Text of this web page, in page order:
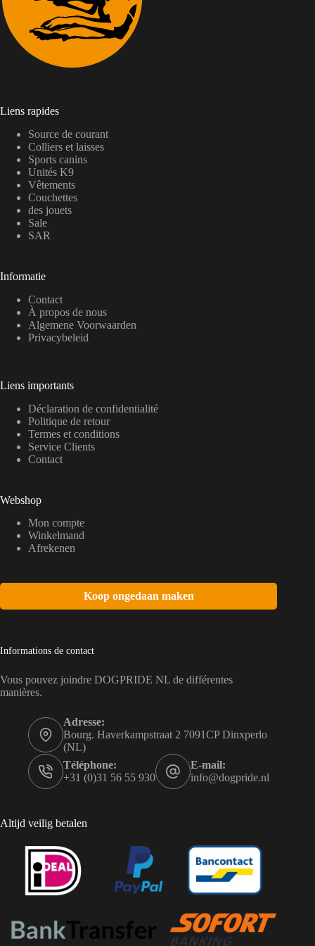
Liens rapides
Source de courant
Colliers et laisses
Sports canins
Unités K9
Vêtements
Couchettes
des jouets
Sale
SAR
Informatie
Contact
À propos de nous
Algemene Voorwaarden
Privacybeleid
Liens importants
Déclaration de confidentialité
Politique de retour
Termes et conditions
Service Clients
Contact
Webshop
Mon compte
Winkelmand
Afrekenen
Koop ongedaan maken
Informations de contact
Vous pouvez joindre DOGPRIDE NL de différentes
manières.
Adresse:
Bourg. Haverkampstraat 2 7091CP Dinxperlo
(NL)
Téléphone:
+31 (0)31 56 55 930
E-mail:
info@dogpride.nl
Altijd veilig betalen